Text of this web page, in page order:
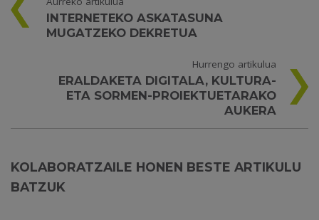
INTERNETEKO ASKATASUNA
MUGATZEKO DEKRETUA
Hurrengo artikulua
ERALDAKETA DIGITALA, KULTURA-
ETA SORMEN-PROIEKTUETARAKO
AUKERA
KOLABORATZAILE HONEN BESTE ARTIKULU
BATZUK